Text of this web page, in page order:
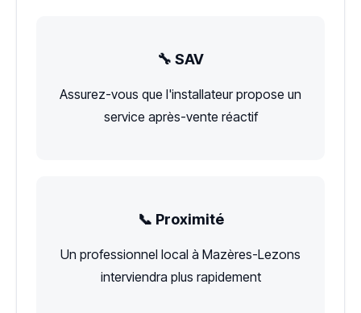
🔧 SAV
Assurez-vous que l'installateur propose un
service après-vente réactif
📞 Proximité
Un professionnel local à Mazères-Lezons
interviendra plus rapidement